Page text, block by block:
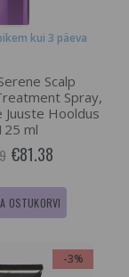
kui 3 päeva
Scalp
Spray,
Hooldus
ml
€81.38
OSTUKORVI
-3%